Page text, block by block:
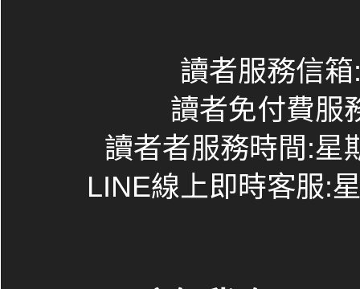
讀者服務信
讀者免付費服
讀者者服務時間:星
LINE線上即時客服: